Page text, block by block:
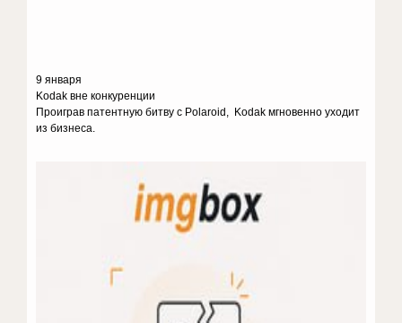
9 января
Kodak вне конкуренции
Проиграв патентную битву с Polaroid, Kodak мгновенно уходит
из бизнеса.